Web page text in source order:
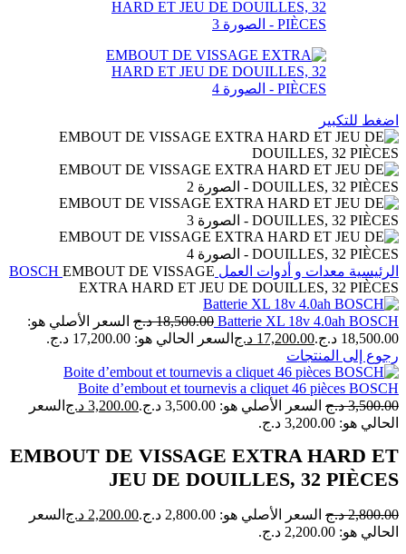
اضغط للتكبير
الرئيسية معدات و أدوات العمل BOSCH EMBOUT DE VISSAGE
EXTRA HARD ET JEU DE DOUILLES, 32 PIÈCES
Batterie XL 18v 4.0ah BOSCH
18,500.00 د.ج السعر الأصلي هو:
18,500.00 د.ج.
17,200.00 د.ج السعر الحالي هو: 17,200.00 د.ج.
رجوع إلى المنتجات
Boite d’embout et tournevis a cliquet 46 pièces BOSCH
3,500.00 د.ج السعر الأصلي هو: 3,500.00 د.ج. 3,200.00 د.ج السعر
الحالي هو: 3,200.00 د.ج.
EMBOUT DE VISSAGE EXTRA HARD ET
JEU DE DOUILLES, 32 PIÈCES
2,800.00 د.ج السعر الأصلي هو: 2,800.00 د.ج. 2,200.00 د.ج السعر
الحالي هو: 2,200.00 د.ج.